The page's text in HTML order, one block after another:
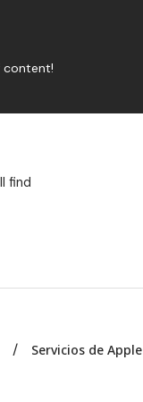
content!
find
Servicios de Apple